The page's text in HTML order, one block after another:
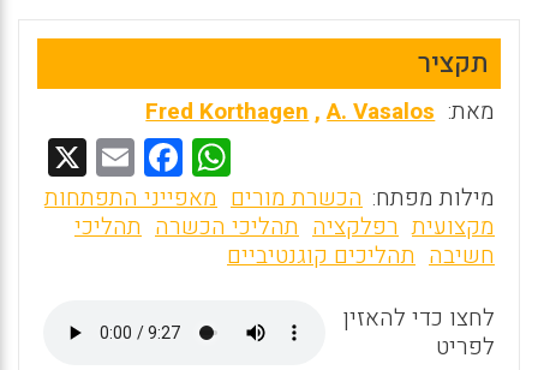
תקציר
מאת: Fred Korthagen,A. Vasalos
W
h
at
A
p
F
a
ce
o
o
E
m
ai
מילות מפתח: הכשרת מורים מאפייני התפתחות
מקצועית רפלקציה תהליכי הכשרה תהליכי
חשיבה תהליכים קוגנטיביים
לחצו כדי להאזין
לפריט